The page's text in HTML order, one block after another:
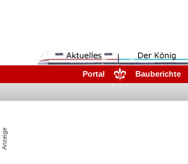
Portal Bauberichte